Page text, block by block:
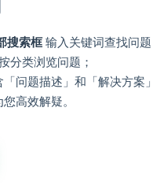
搜索框输入关键词查找问题
分类浏览问题；
问题描述」和「解决方案
您高效解疑。